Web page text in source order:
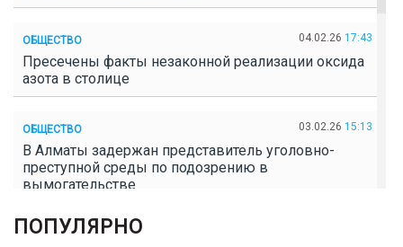
ОБЩЕСТВО 04.02.26 17:43
Пресечены факты незаконной реализации оксида
азота в столице
ОБЩЕСТВО 03.02.26 15:13
В Алматы задержан представитель уголовно-
преступной среды по подозрению в
вымогательстве
ОБЩЕСТВО
ПОПУЛЯРНО